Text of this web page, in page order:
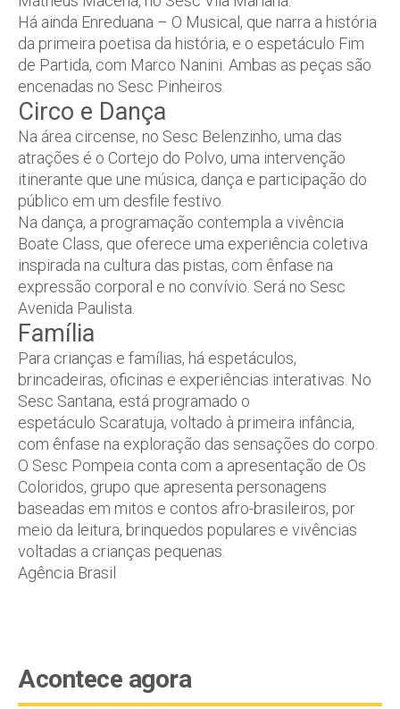
Há ainda Enreduana – O Musical , que narra a história
da primeira poetisa da história, e o espetáculo Fim
de Partida, com Marco Nanini. Ambas as peças são
encenadas no Sesc Pinheiros.
Circo e Dança
Na área circense, no Sesc Belenzinho, uma das
atrações é o Cortejo do Polvo, uma intervenção
itinerante que une música, dança e participação do
público em um desfile festivo.
Na dança, a programação contempla a vivência
Boate Class, que oferece uma experiência coletiva
inspirada na cultura das pistas, com ênfase na
expressão corporal e no convívio. Será no Sesc
Avenida Paulista.
Família
Para crianças e famílias, há espetáculos,
brincadeiras, oficinas e experiências interativas. No
Sesc Santana, está programado o
espetáculo Scaratuja, voltado à primeira infância,
com ênfase na exploração das sensações do corpo.
O Sesc Pompeia conta com a apresentação de Os
Coloridos, grupo que apresenta personagens
baseadas em mitos e contos afro-brasileiros, por
meio da leitura, brinquedos populares e vivências
voltadas a crianças pequenas.
Agência Brasil
Acontece agora